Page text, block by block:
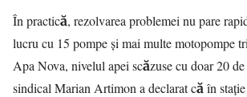
În practică, rezolvarea problemei nu pare
lucru cu 15 pompe și mai multe motopompe
Apa Nova, nivelul apei scăzuse cu doar 20
sindical Marian Artimon a declarat că în